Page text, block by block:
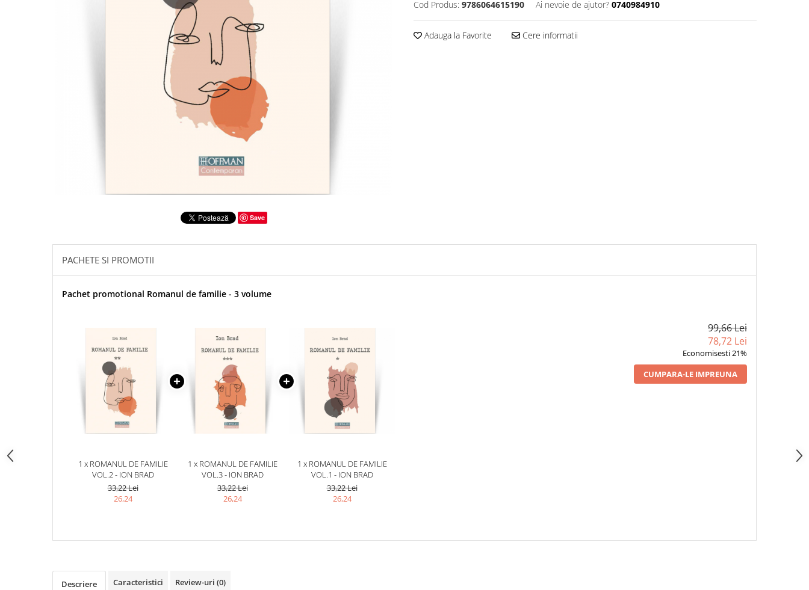
Save
Cod Produs: 9786064615190 Ai nevoie de ajutor? 0740984910
Adauga la Favorite Cere informatii
PACHETE SI PROMOTII
Pachet promotional Romanul de familie - 3 volume
1 x ROMANUL DE FAMILIE
VOL.2 - ION BRAD
33,22 Lei
26,24
1 x ROMANUL DE FAMILIE
VOL.3 - ION BRAD
33,22 Lei
26,24
1 x ROMANUL DE FAMILIE
VOL.1 - ION BRAD
33,22 Lei
26,24
99,66 Lei
78,72 Lei
Economisesti 21%
CUMPARA-LE IMPREUNA
Descriere Caracteristici Review-uri (0)